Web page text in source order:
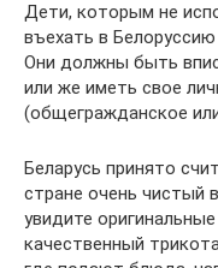
Дети, которым не
въехать в
Они должны быть
или же иметь свое
(общегражданское
Беларусь принято
стране очень чистый
увидите
качественный